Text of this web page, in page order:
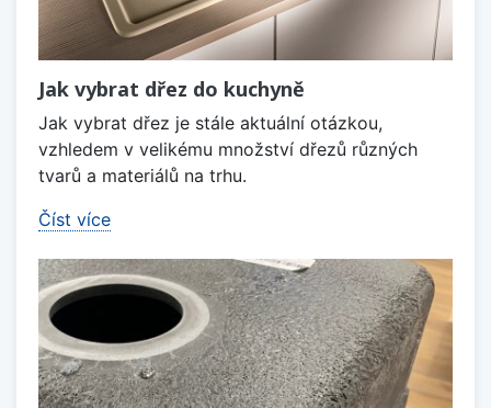
Jak vybrat dřez do kuchyně
Jak vybrat dřez je stále aktuální otázkou,
vzhledem v velikému množství dřezů různých
tvarů a materiálů na trhu.
Číst více